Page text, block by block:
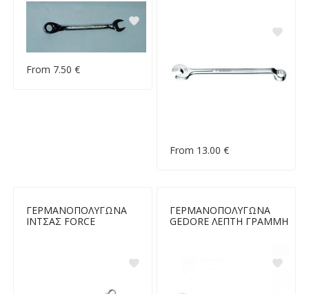
From 7.50 €
From 13.00 €
ΓΕΡΜΑΝΟΠΟΛΥΓΩΝΑ
ΙΝΤΣΑΣ FORCE
ΓΕΡΜΑΝΟΠΟΛΥΓΩΝΑ
GEDORE ΛΕΠΤΗ ΓΡΑΜΜΗ